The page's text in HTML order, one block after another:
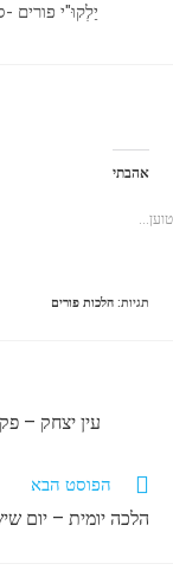
יַלְקוּ"י פורים -
אהבתי
תגיות:הלכות פורים
הפוסט הבא
הלכה יומית – יום